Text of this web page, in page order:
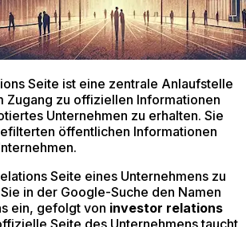
Seite ist eine zentrale Anlaufstelle
Zugang zu offiziellen Informationen
Unternehmen zu erhalten. Sie
öffentlichen Informationen
Seite eines Unternehmens zu
in der Google-Suche den Namen
ein, gefolgt von investor relations